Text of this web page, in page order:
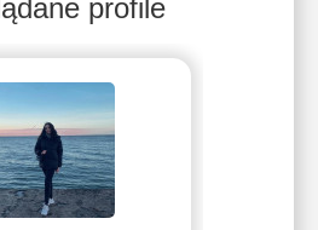
profile